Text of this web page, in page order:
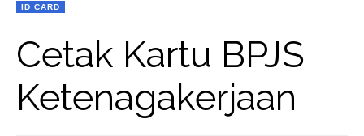
ID CARD
Cetak Kartu BPJS
Ketenagakerjaan